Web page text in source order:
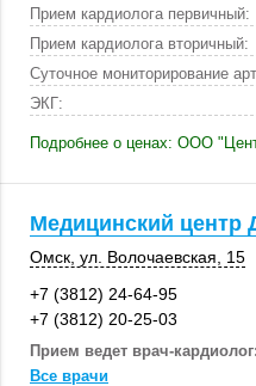
Прием кардиолога первичный:
Прием кардиолога вторичный:
Суточное мониторирование
ЭКГ:
Подробнее о ценах: ООО
Медицинский центр
Омск , ул. Волочаевская, 15
+7 (3812) 24-64-95
+7 (3812) 20-25-03
Прием ведет врач-кардиолог:
Все врачи